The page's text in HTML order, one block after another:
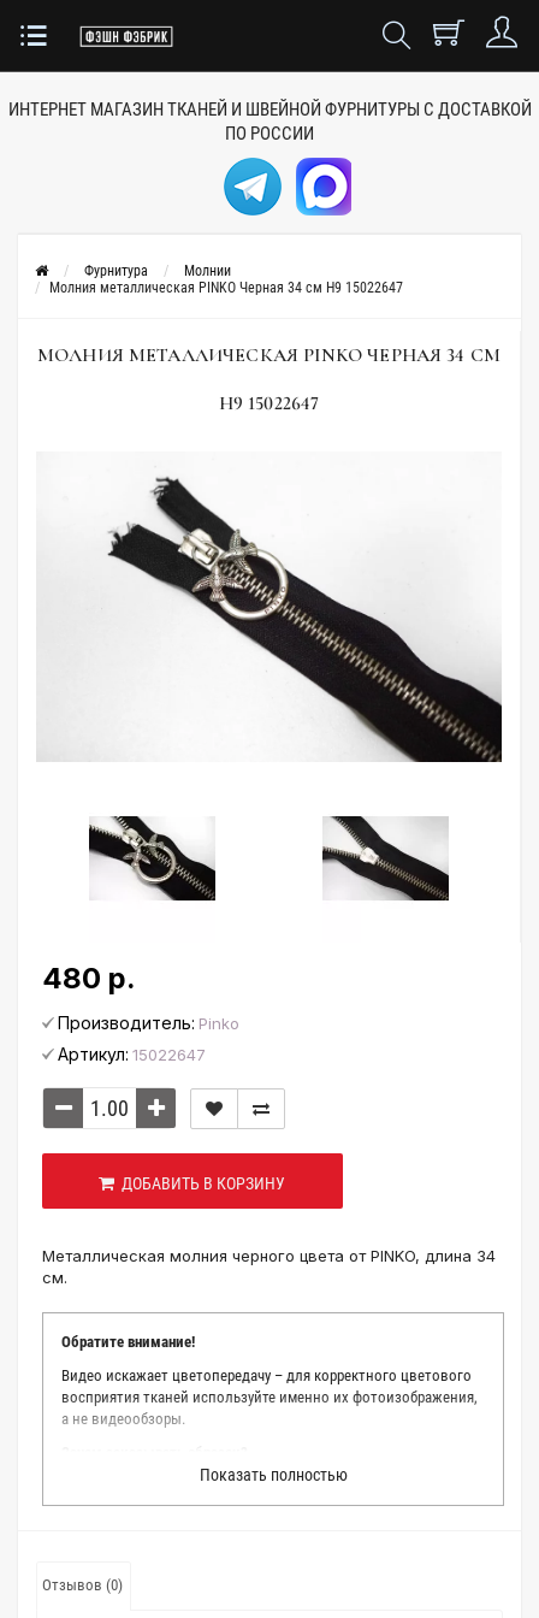
ИНТЕРНЕТ МАГАЗИН ТКАНЕЙ И ШВЕЙНОЙ ФУРНИТУРЫ С ДОСТАВКОЙ
ПО РОССИИ
Фурнитура
Молнии
Молния металлическая PINKO Черная 34 см H9 15022647
МОЛНИЯ МЕТАЛЛИЧЕСКАЯ PINKO ЧЕРНАЯ 34 СМ
H9 15022647
480 р.
Производитель: Pinko
Артикул: 15022647
ДОБАВИТЬ В КОРЗИНУ
Металлическая молния черного цвета от PINKO, длина 34
см.
Обратите внимание!
Видео искажает цветопередачу – для корректного цветового
восприятия тканей используйте именно их фотоизображения,
а не видеообзоры.
Мы делаем все возможное, чтобы точно описать цвет каждой
ткани из нашего каталога. Мы осматриваем и фотографируем
точное соответствие цветов из-за одного простого факта:
Показать полностью
Отзывов (0)